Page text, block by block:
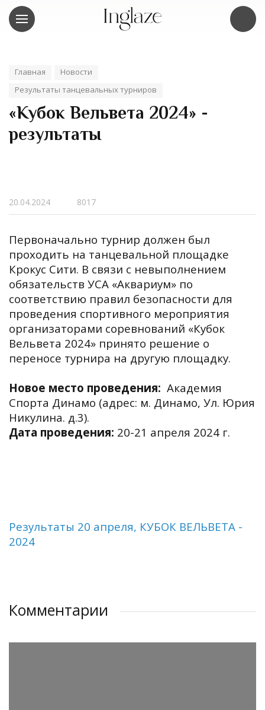
Главная
Новости
Результаты танцевальных турниров
«Кубок Вельвета 2024» -
результаты
20.04.2024 8017
Первоначально турнир должен был
проходить на танцевальной площадке
Крокус Сити. В связи с невыполнением
обязательств УСА «Аквариум» по
соответствию правил безопасности для
проведения спортивного мероприятия
организаторами соревнований «Кубок
Вельвета 2024» принято решение о
переносе турнира на другую площадку.
Новое место проведения: Академия
Спорта Динамо (адрес: м. Динамо, Ул. Юрия
Никулина. д.3).
Дата проведения: 20-21 апреля 2024 г.
Результаты 20 апреля, КУБОК ВЕЛЬВЕТА -
2024
Комментарии